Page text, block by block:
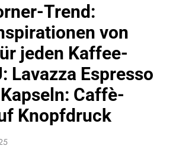
Trend:
von
jeden Kaffee-
Lavazza Espresso
Caffè-
Knopfdruck